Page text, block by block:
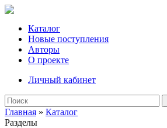
Каталог
Новые поступления
Авторы
О проекте
Личный кабинет
Главная » Каталог
Разделы